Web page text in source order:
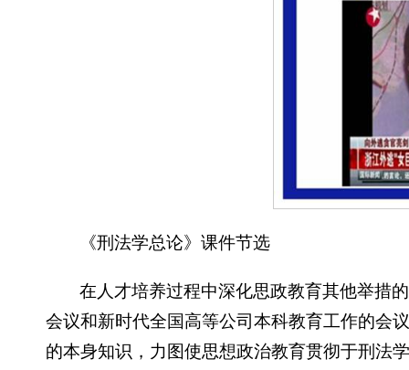
《刑法学总论》课件节选
在人才培养过程中深化思政教育其他举措
会议和新时代全国高等公司本科教育工作的会
的本身知识，力图使思想政治教育贯彻于刑法